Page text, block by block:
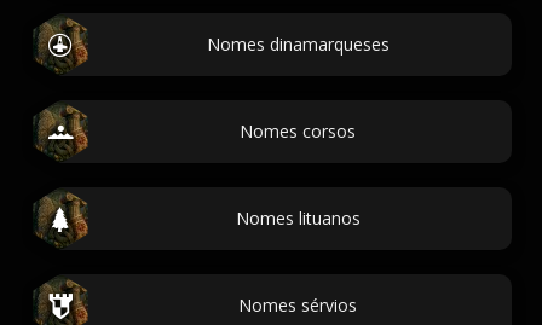
Nomes dinamarqueses
Nomes corsos
Nomes lituanos
Nomes sérvios